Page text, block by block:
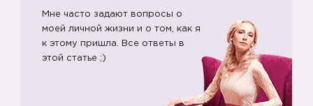
Мне часто задают вопросы о
моей личной жизни и о том, как я
к этому пришла. Все ответы в
этой статье ;)